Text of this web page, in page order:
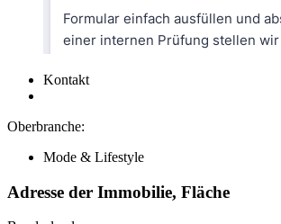
Kontakt
Oberbranche:
Mode & Lifestyle
Adresse der Immobilie, Fläche